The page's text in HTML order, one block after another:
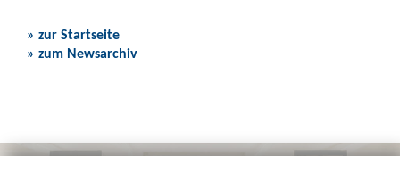
» zur Startseite
» zum Newsarchiv